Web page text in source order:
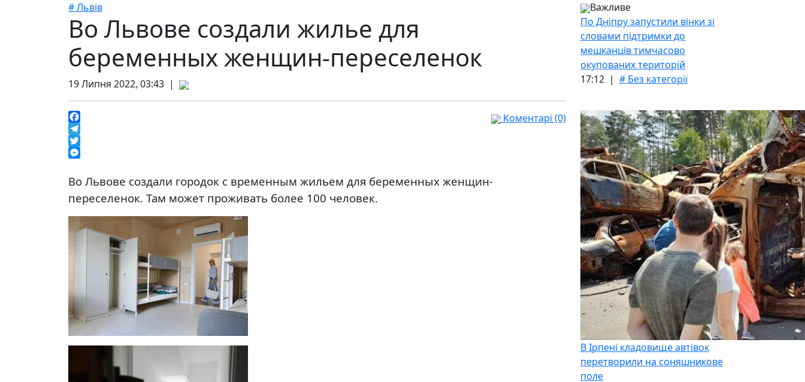
# Львів
Во Львове создали жилье для
беременных женщин-переселенок
19 Липня 2022, 03:43 |
Facebook
Telegram
Twitter
Коментарі (0)
Во Львове создали городок с временным жильем для беременных женщин-
переселенок. Там может проживать более 100 человек.
Важливе
По Дніпру запустили вінки зі
словами підтримки до
мешканців тимчасово
окупованих територій
17:12 | # Без категорії
В Ірпені кладовище автівок
перетворили на соняшникове
поле